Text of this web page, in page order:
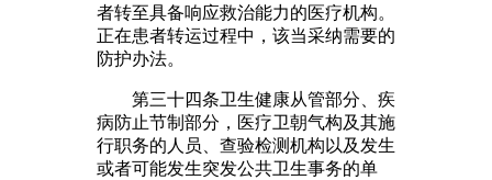
者转至具备响应救治能力的医疗机构。
正在患者转运过程中，该当采纳需要的
防护办法。
第三十四条卫生健康从管部分、疾
病防止节制部分，医疗卫朝气构及其施
行职务的人员、查验检测机构以及发生
或者可能发生突发公共卫生事务的单